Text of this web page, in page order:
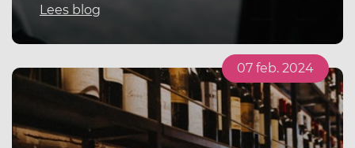
Lees blog
07 feb. 2024